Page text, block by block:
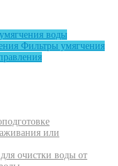
воды
Фильтры умягчения
или
очистки воды от